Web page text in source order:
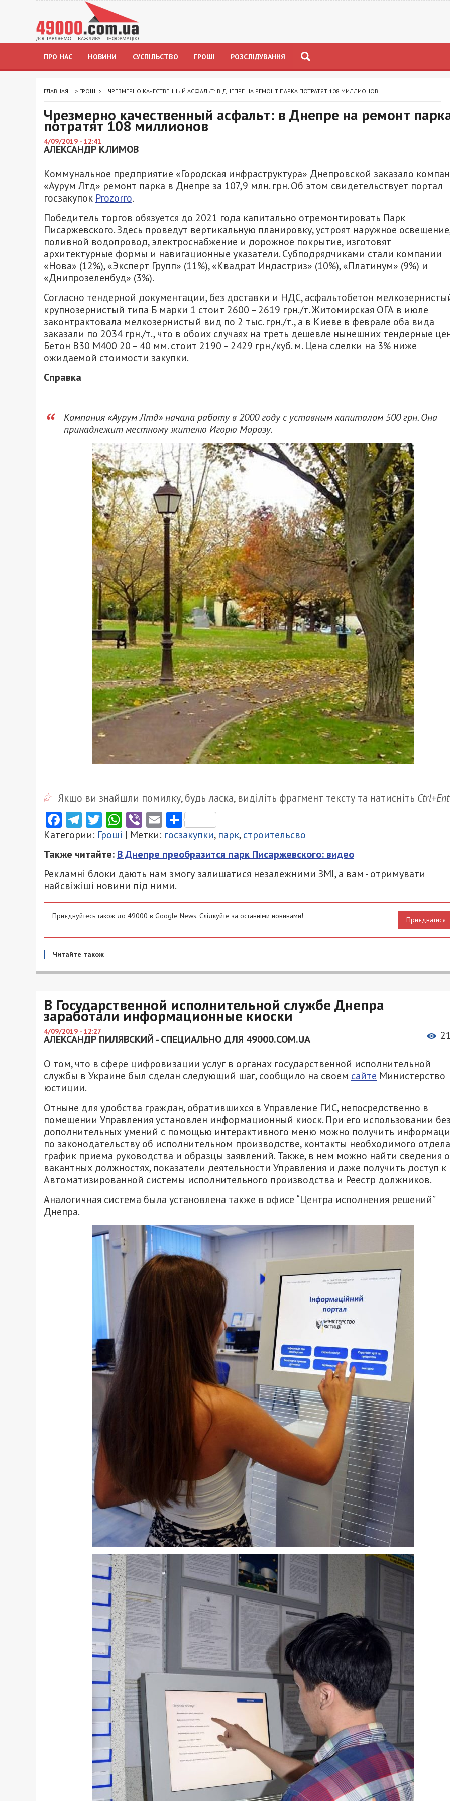
ПРО НАС НОВИНИ СУСПІЛЬСТВО ГРОШІ РОЗСЛІДУВАННЯ
ГЛАВНАЯ > ГРОШІ > ЧРЕЗМЕРНО КАЧЕСТВЕННЫЙ АСФАЛЬТ: В ДНЕПРЕ НА РЕМОНТ ПАРКА ПОТРАТЯТ 108 МИЛЛИОНОВ
Чрезмерно качественный асфальт: в Днепре на ремонт
потратят 108 миллионов
4/09/2019 - 12:41
АЛЕКСАНДР КЛИМОВ
Коммунальное предприятие «Городская инфраструктура» Днепровской заказало
«Аурум Лтд» ремонт парка в Днепре за 107,9 млн. грн. Об этом свидетельствует портал
госзакупок Prozorro.
Победитель торгов обязуется до 2021 года капитально отремонтировать Парк
Писаржевского. Здесь проведут вертикальную планировку, устроят наружное
поливной водопровод, электроснабжение и дорожное покрытие, изготовят
архитектурные формы и навигационные указатели. Субподрядчиками стали компании
«Нова» (12%), «Эксперт Групп» (11%), «Квадрат Индастриз» (10%), «Платинум» (9%) и
«Днипрозеленбуд» (3%).
Согласно тендерной документации, без доставки и НДС, асфальтобетон
крупнозернистый типа Б марки 1 стоит 2600 – 2619 грн./т. Житомирская ОГА в июле
законтрактовала мелкозернистый вид по 2 тыс. грн./т., а в Киеве в феврале оба вида
заказали по 2034 грн./т., что в обоих случаях на треть дешевле нынешних тендерные
Бетон В30 М400 20 – 40 мм. стоит 2190 – 2429 грн./куб. м. Цена сделки на 3% ниже
ожидаемой стоимости закупки.
Справка
Компания «Аурум Лтд» начала работу в 2000 году с уставным капиталом 500 грн. Она
принадлежит местному жителю Игорю Морозу.
Якщо ви знайшли помилку, будь ласка, виділіть фрагмент тексту та натисніть
Facebook
Telegram
Twitter
WhatsApp
ViberEmailПоділитися
Категории: Гроші | Метки: госзакупки, парк,строительсво
Также читайте: В Днепре преобразится парк Писаржевского: видео
Рекламні блоки дають нам змогу залишатися незалежними ЗМІ, а вам - отримувати
найсвіжіші новини під ними.
Приєднуйтесь також до 49000 в Google News. Слідкуйте за останніми новинами! Приєднатися
Читайте також
В Государственной исполнительной службе Днепра
заработали информационные киоски
4/09/2019 - 12:27
АЛЕКСАНДР ПИЛЯВСКИЙ - СПЕЦИАЛЬНО ДЛЯ 49000.COM.UA
О том, что в сфере цифровизации услуг в органах государственной исполнительной
службы в Украине был сделан следующий шаг, сообщило на своем сайте Министерство
юстиции.
Отныне для удобства граждан, обратившихся в Управление ГИС, непосредственно в
помещении Управления установлен информационный киоск. При его использовании
дополнительных умений с помощью интерактивного меню можно получить
по законодательству об исполнительном производстве, контакты необходимого
график приема руководства и образцы заявлений. Также, в нем можно найти сведения о
вакантных должностях, показатели деятельности Управления и даже получить доступ к
Автоматизированной системы исполнительного производства и Реестр должников.
Аналогичная система была установлена также в офисе “Центра исполнения решений”
Днепра.